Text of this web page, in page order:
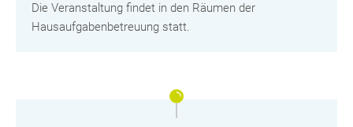
Die Veranstaltung findet in den Räumen der
Hausaufgabenbetreuung statt.